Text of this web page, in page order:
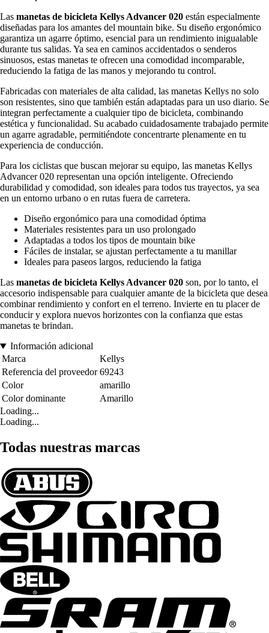
Las manetas de bicicleta Kellys Advancer 020 están especialmente
diseñadas para los amantes del mountain bike. Su diseño ergonómico
garantiza un agarre óptimo, esencial para un rendimiento inigualable
durante tus salidas. Ya sea en caminos accidentados o senderos
sinuosos, estas manetas te ofrecen una comodidad incomparable,
reduciendo la fatiga de las manos y mejorando tu control.
Fabricadas con materiales de alta calidad, las manetas Kellys no solo
son resistentes, sino que también están adaptadas para un uso diario. Se
integran perfectamente a cualquier tipo de bicicleta, combinando
estética y funcionalidad. Su acabado cuidadosamente trabajado permite
un agarre agradable, permitiéndote concentrarte plenamente en tu
experiencia de conducción.
Para los ciclistas que buscan mejorar su equipo, las manetas Kellys
Advancer 020 representan una opción inteligente. Ofreciendo
durabilidad y comodidad, son ideales para todos tus trayectos, ya sea
en un entorno urbano o en rutas fuera de carretera.
Diseño ergonómico para una comodidad óptima
Materiales resistentes para un uso prolongado
Adaptadas a todos los tipos de mountain bike
Fáciles de instalar, se ajustan perfectamente a tu manillar
Ideales para paseos largos, reduciendo la fatiga
Las manetas de bicicleta Kellys Advancer 020 son, por lo tanto, el
accesorio indispensable para cualquier amante de la bicicleta que desea
combinar rendimiento y confort en el terreno. Invierte en tu placer de
conducir y explora nuevos horizontes con la confianza que estas
manetas te brindan.
Información adicional
Marca
Kellys
Referencia del proveedor 69243
Color
amarillo
Color dominante
Amarillo
Loading...
Loading...
Todas nuestras marcas